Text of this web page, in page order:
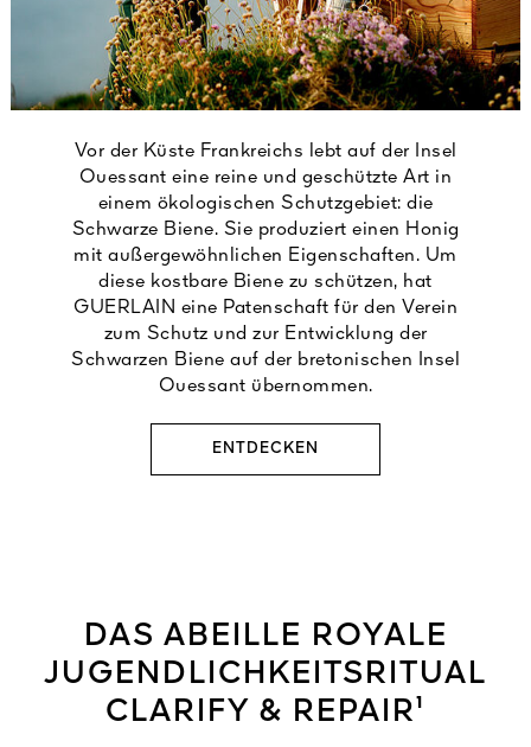
Vor der Küste Frankreichs lebt auf der Insel
Ouessant eine reine und geschützte Art in
einem ökologischen Schutzgebiet: die
Schwarze Biene. Sie produziert einen Honig
mit außergewöhnlichen Eigenschaften. Um
diese kostbare Biene zu schützen, hat
GUERLAIN eine Patenschaft für den Verein
zum Schutz und zur Entwicklung der
Schwarzen Biene auf der bretonischen Insel
Ouessant übernommen.
ENTDECKEN
DAS ABEILLE ROYALE
JUGENDLICHKEITSRITUAL
CLARIFY & REPAIR¹